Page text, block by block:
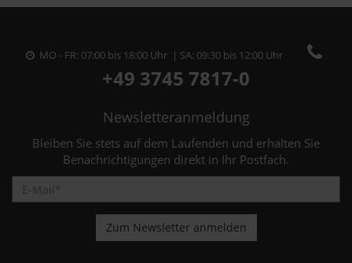
MO - FR: 07:00 bis 18:00 Uhr | SA: 09:30 bis 12:00 Uhr
+49 3745 7817-0
Newsletteranmeldung
Bleiben Sie stets auf dem Laufenden und erhalten Sie
Benachrichtigungen direkt in Ihr Postfach.